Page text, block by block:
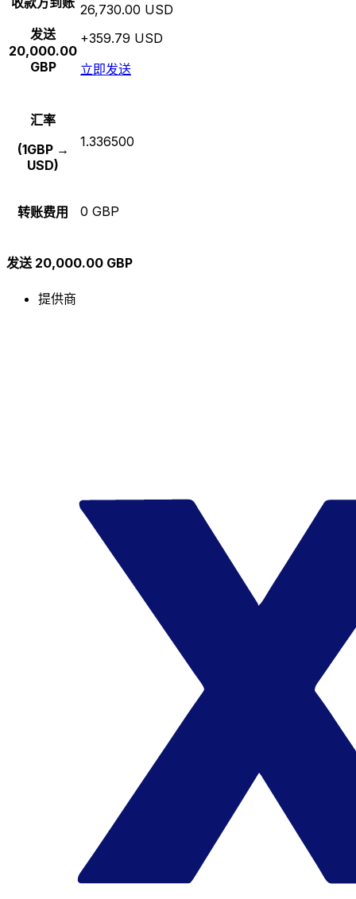
发送
20,000.00
GBP
26,730.00 USD
+359.79 USD
立即发送
汇率
(1GBP →
USD)
1.336500
转账费用 0 GBP
发送 20,000.00 GBP
提供商